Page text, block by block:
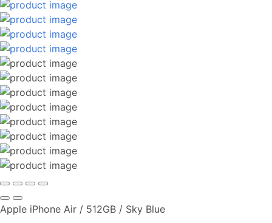
Apple iPhone Air / 512GB / Sky Blue